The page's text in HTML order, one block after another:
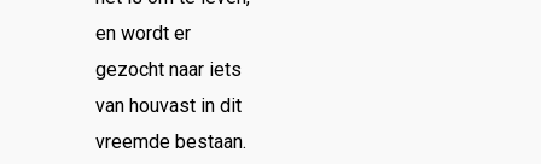
en wordt er
gezocht naar iets
van houvast in dit
vreemde bestaan.